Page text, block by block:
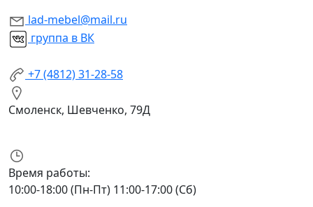
lad-mebel@mail.ru
группа в ВК
+7 (4812) 31-28-58
Смоленск, Шевченко, 79Д
Время работы:
10:00-18:00 (Пн-Пт) 11:00-17:00 (Сб)